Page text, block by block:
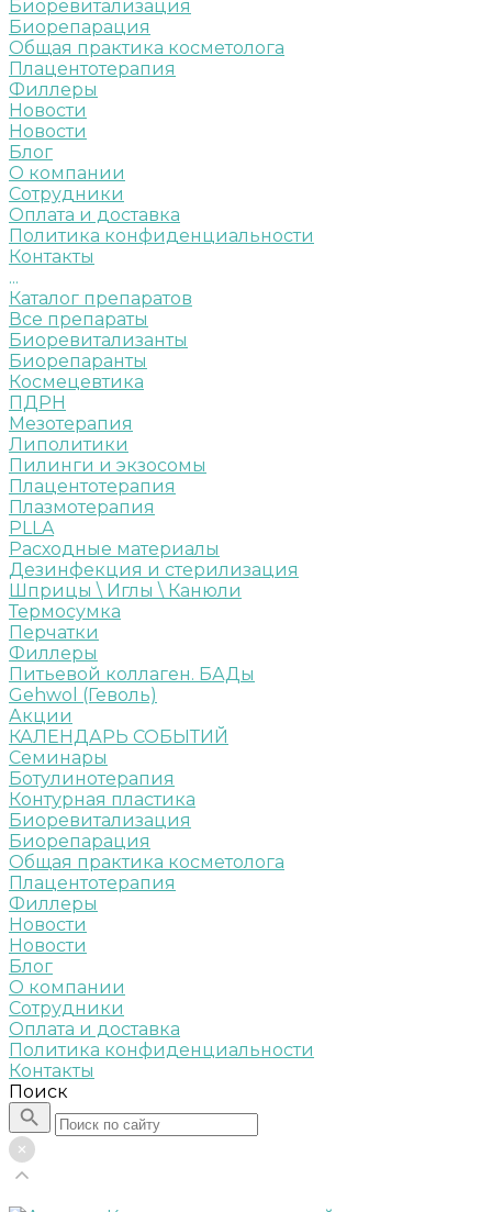
Биоревитализация
Биорепарация
Общая практика косметолога
Плацентотерапия
Филлеры
Новости
Новости
Блог
О компании
Сотрудники
Оплата и доставка
Политика конфиденциальности
Контакты
...
Каталог препаратов
Все препараты
Биоревитализанты
Биорепаранты
Космецевтика
ПДРН
Мезотерапия
Липолитики
Пилинги и экзосомы
Плацентотерапия
Плазмотерапия
PLLA
Расходные материалы
Дезинфекция и стерилизация
Шприцы \ Иглы \ Канюли
Термосумка
Перчатки
Филлеры
Питьевой коллаген. БАДы
Gehwol (Геволь)
Акции
КАЛЕНДАРЬ СОБЫТИЙ
Семинары
Ботулинотерапия
Контурная пластика
Биоревитализация
Биорепарация
Общая практика косметолога
Плацентотерапия
Филлеры
Новости
Новости
Блог
О компании
Сотрудники
Оплата и доставка
Политика конфиденциальности
Контакты
Поиск